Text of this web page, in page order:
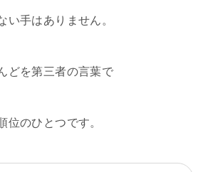
い手はありません。
どを第三者の言葉で
位のひとつです。